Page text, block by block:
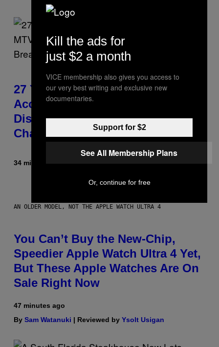
27 Years Ago, Jim Carrey
Accepted an MTV Award in
Disguise and Refused to Break
Character
34 minutes agoByTony Alpsen
AN OLDER MODEL, NOT THE APPLE WATCH ULTRA 4
You Can’t Buy the New-Chip,
Speedier Apple Watch Ultra 4 Yet,
But These Apple Watches Are On
Sale Right Now
47 minutes ago
By Sam Watanuki | Reviewed by Ysolt Usigan
Kill the ads for
just $2 a month
VICE membership also gives you access to
our very best writing and exclusive new
documentaries.
Support for $2
See All Membership Plans
Or, continue for free